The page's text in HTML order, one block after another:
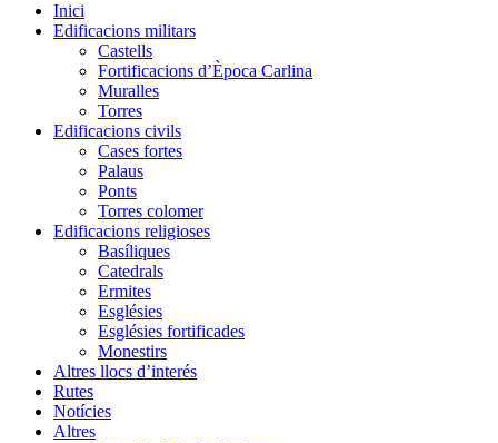
Inici
Edificacions militars
Castells
Fortificacions d’Època Carlina
Muralles
Torres
Edificacions civils
Cases fortes
Palaus
Ponts
Torres colomer
Edificacions religioses
Basíliques
Catedrals
Ermites
Esglésies
Esglésies fortificades
Monestirs
Altres llocs d’interés
Rutes
Notícies
Altres